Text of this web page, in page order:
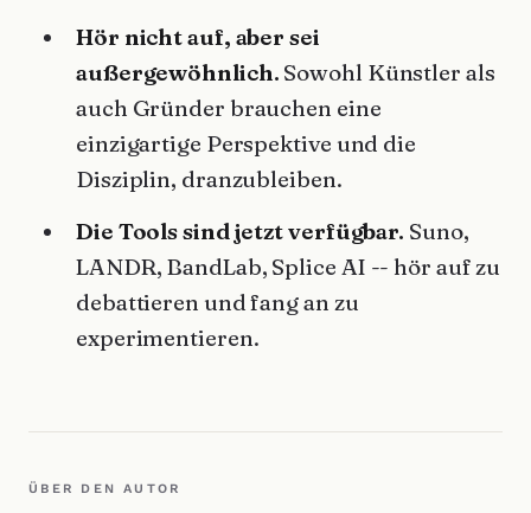
Hör nicht auf, aber sei
außergewöhnlich. Sowohl Künstler als
auch Gründer brauchen eine
einzigartige Perspektive und die
Disziplin, dranzubleiben.
Die Tools sind jetzt verfügbar. Suno,
LANDR, BandLab, Splice AI -- hör auf zu
debattieren und fang an zu
experimentieren.
ÜBER DEN AUTOR